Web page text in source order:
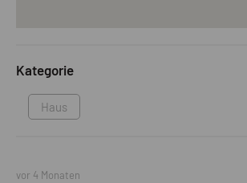
Kategorie
Haus
vor 4 Monaten